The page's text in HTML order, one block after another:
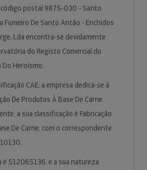
código postal 9875-030 - Santo
Fumeiro De Santo Antão - Enchidos
Lda encontra-se devidamente
do Registo Comercial do
Heroísmo.
CAE, a empresa dedica-se à
De Produtos À Base De Carne.
a sua classificação é Fabricação
De Carne, com o correspondente
é 512065136, e a sua natureza